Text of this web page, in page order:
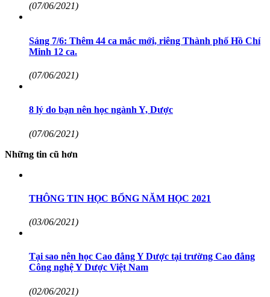
(07/06/2021)
Sáng 7/6: Thêm 44 ca mắc mới, riêng Thành phố Hồ Chí
Minh 12 ca.
(07/06/2021)
8 lý do bạn nên học ngành Y, Dược
(07/06/2021)
Những tin cũ hơn
THÔNG TIN HỌC BỔNG NĂM HỌC 2021
(03/06/2021)
Tại sao nên học Cao đẳng Y Dược tại trường Cao đẳng
Công nghệ Y Dược Việt Nam
(02/06/2021)